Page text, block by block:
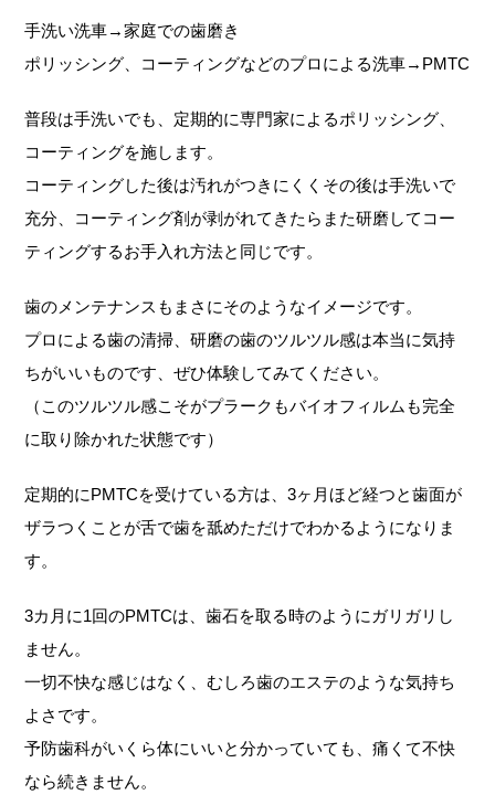
手洗い洗車→家庭での歯磨き
ポリッシング、コーティングなどのプロによる洗車→PMTC
普段は手洗いでも、定期的に専門家によるポリッシング、
コーティングを施します。
コーティングした後は汚れがつきにくくその後は手洗いで
充分、コーティング剤が剥がれてきたらまた研磨してコー
ティングするお手入れ方法と同じです。
歯のメンテナンスもまさにそのようなイメージです。
プロによる歯の清掃、研磨の歯のツルツル感は本当に気持
ちがいいものです、ぜひ体験してみてください。
（このツルツル感こそがプラークもバイオフィルムも完全
に取り除かれた状態です）
定期的にPMTCを受けている方は、3ヶ月ほど経つと歯面が
ザラつくことが舌で歯を舐めただけでわかるようになりま
す。
3カ月に1回のPMTCは、歯石を取る時のようにガリガリし
ません。
一切不快な感じはなく、むしろ歯のエステのような気持ち
よさです。
予防歯科がいくら体にいいと分かっていても、痛くて不快
なら続きません。